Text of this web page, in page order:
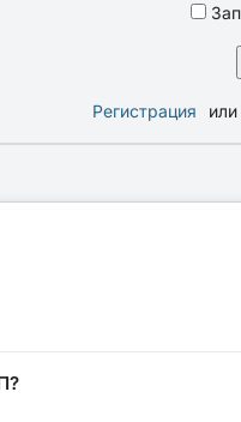
Регистрация или